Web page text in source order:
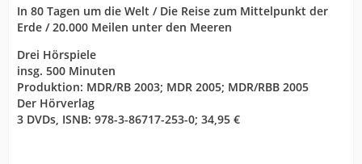
In 80 Tagen um die Welt / Die Reise zum Mittelpunkt der
Erde / 20.000 Meilen unter den Meeren
Drei Hörspiele
insg. 500 Minuten
Produktion: MDR/RB 2003; MDR 2005; MDR/RBB 2005
Der Hörverlag
3 DVDs, ISNB: 978-3-86717-253-0; 34,95 €